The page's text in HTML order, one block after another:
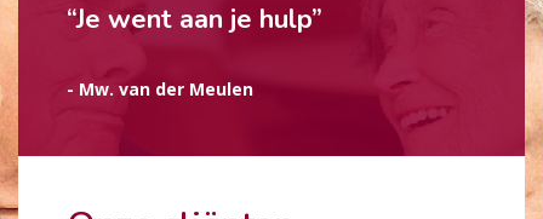
“Je went aan je hulp”
- Mw. van der Meulen